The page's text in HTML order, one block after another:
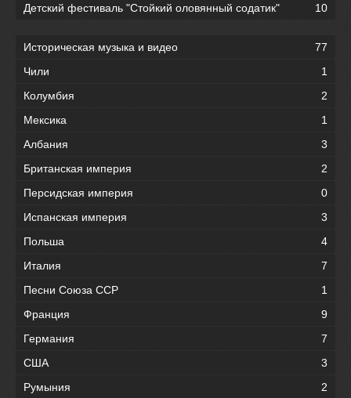
Детский фестиваль "Стойкий оловянный содатик"
10
Историческая музыка и видео
77
Чили
1
Колумбия
2
Мексика
1
Албания
3
Британская империя
2
Персидская империя
0
Испанская империя
3
Польша
4
Италия
7
Песни Союза ССР
1
Франция
9
Германия
7
США
3
Румыния
2